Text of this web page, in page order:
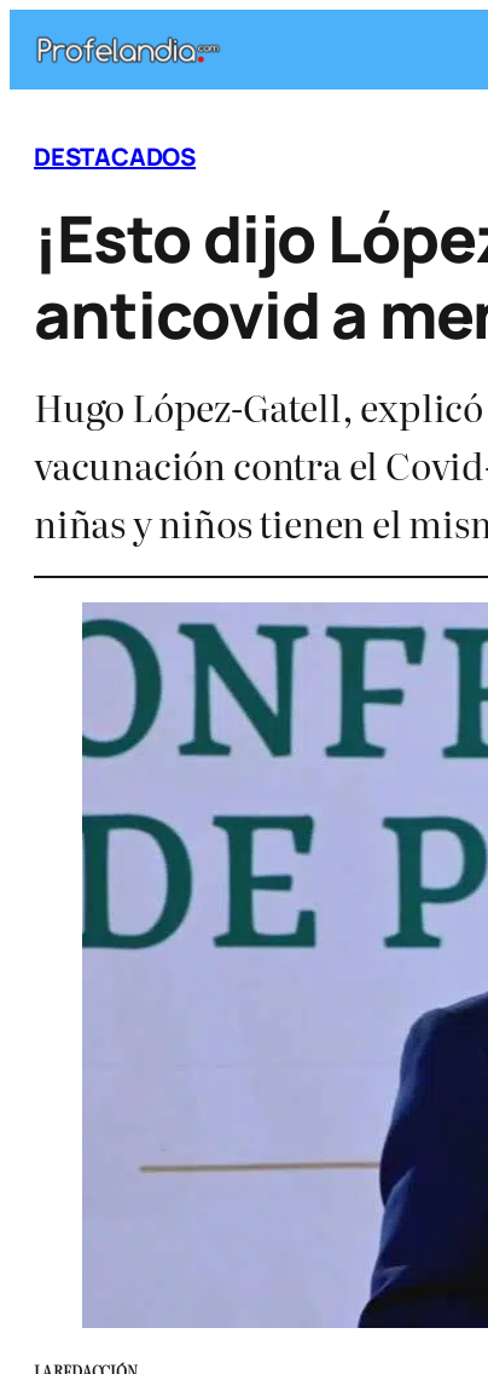
contenido
DESTACADOS
¡Esto dijo
anticovid a
Hugo López-Gatell,
vacunación contra el
niñas y niños tienen el